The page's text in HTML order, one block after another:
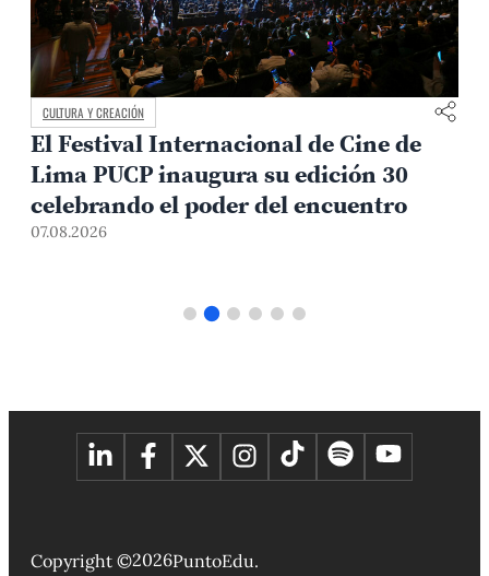
Cine de
30
Avances en el diálogo con
representantes
07.08.2026
Copyright ©2026PuntoEdu.